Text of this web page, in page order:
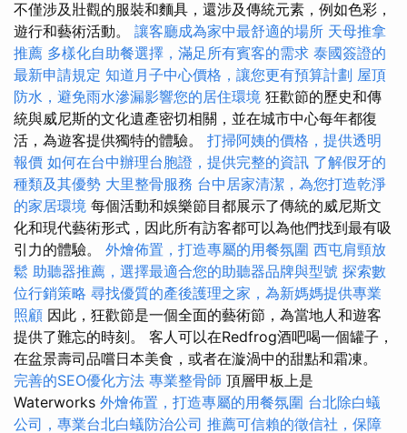
不僅涉及壯觀的服裝和麵具，還涉及傳統元素，例如色彩，
遊行和藝術活動。 讓客廳成為家中最舒適的場所 天母推拿
推薦 多樣化自助餐選擇，滿足所有賓客的需求 泰國簽證的
最新申請規定 知道月子中心價格，讓您更有預算計劃 屋頂
防水，避免雨水滲漏影響您的居住環境 狂歡節的歷史和傳
統與威尼斯的文化遺產密切相關，並在城市中心每年都復
活，為遊客提供獨特的體驗。 打掃阿姨的價格，提供透明
報價 如何在台中辦理台胞證，提供完整的資訊 了解假牙的
種類及其優勢 大里整骨服務 台中居家清潔，為您打造乾淨
的家居環境 每個活動和娛樂節目都展示了傳統的威尼斯文
化和現代藝術形式，因此所有訪客都可以為他們找到最有吸
引力的體驗。 外燴佈置，打造專屬的用餐氛圍 西屯肩頸放
鬆 助聽器推薦，選擇最適合您的助聽器品牌與型號 探索數
位行銷策略 尋找優質的產後護理之家，為新媽媽提供專業
照顧 因此，狂歡節是一個全面的藝術節，為當地人和遊客
提供了難忘的時刻。 客人可以在Redfrog酒吧喝一個罐子，
在盆景壽司品嚐日本美食，或者在漩渦中的甜點和霜凍。
完善的SEO優化方法 專業整骨師 頂層甲板上是
Waterworks 外燴佈置，打造專屬的用餐氛圍 台北除白蟻
公司，專業台北白蟻防治公司 推薦可信賴的徵信社，保障